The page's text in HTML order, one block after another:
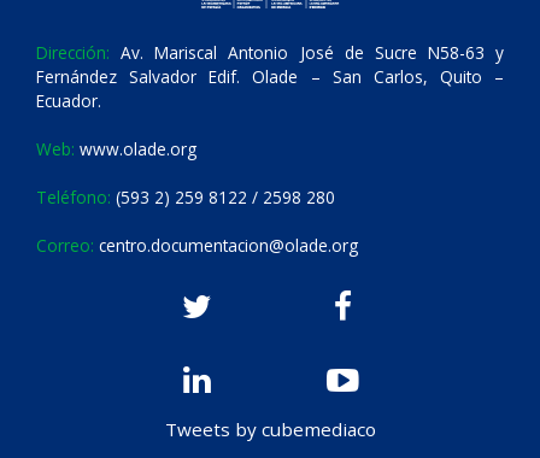
Dirección: Av. Mariscal Antonio José de Sucre N58-63 y
Fernández Salvador Edif. Olade – San Carlos, Quito –
Ecuador.
Web: www.olade.org
Teléfono: (593 2) 259 8122 / 2598 280
Correo: centro.documentacion@olade.org
Tweets by cubemediaco